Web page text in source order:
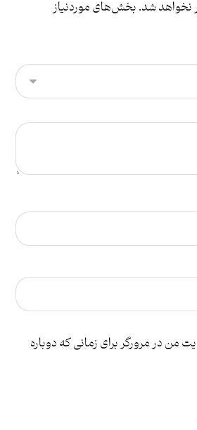
نخواهد شد.بخش‌های موردنیاز
من در مرورگر برای زمانی که دوباره